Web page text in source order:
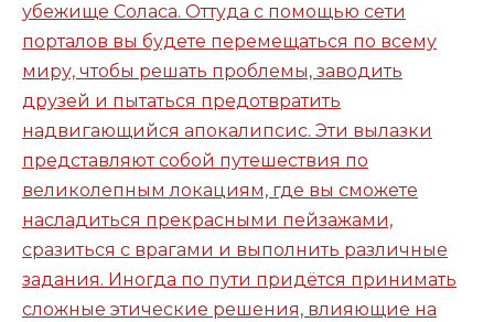
убежище Соласа. Оттуда с помощью сети
порталов вы будете перемещаться по всему
миру, чтобы решать проблемы, заводить
друзей и пытаться предотвратить
надвигающийся апокалипсис. Эти вылазки
представляют собой путешествия по
великолепным локациям, где вы сможете
насладиться прекрасными пейзажами,
сразиться с врагами и выполнить различные
задания. Иногда по пути придётся принимать
сложные этические решения, влияющие на